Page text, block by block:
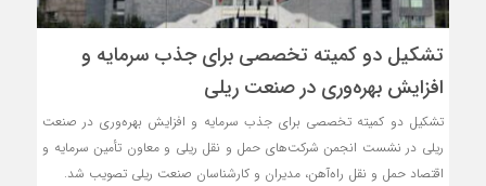
تشکیل دو کمیته تخصصی برای جذب سرمایه و
افزایش بهره‌وری در صنعت ریلی
تشکیل دو کمیته تخصصی برای جذب سرمایه و افزایش بهره‌وری در صنعت
ریلی در نشست انجمن شرکت‌های حمل و نقل ریلی و معاون تأمین سرمایه و
اقتصاد حمل و نقل راه‌آهن، مدیران و کارشناسان صنعت ریلی تصویب شد.